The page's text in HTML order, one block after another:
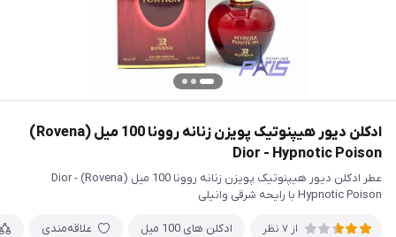
ادکلن دیور هیپنوتیک پویزن زنانه روونا 100 میل (Rovena)
Dior - Hypnotic Poison
عطر ادکلن دیور هیپنوتیک پویزن زنانه روونا 100 میل (Rovena) Dior -
Hypnotic Poison با رایحه شرقی وانیلی
از 7 نظر ادکلن های 100 میل علاقه‌مندی